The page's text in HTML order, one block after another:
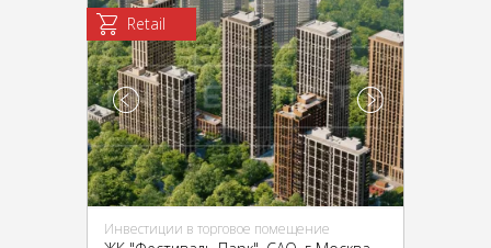
Retail
Инвестиции в торговое помещение